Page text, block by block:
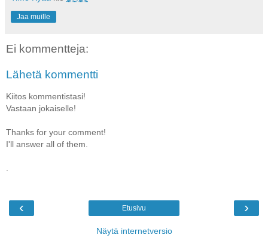
Jaa muille
Ei kommentteja:
Lähetä kommentti
Kiitos kommentistasi!
Vastaan jokaiselle!
Thanks for your comment!
I'll answer all of them.
‹ ›
Etusivu
Näytä internetversio